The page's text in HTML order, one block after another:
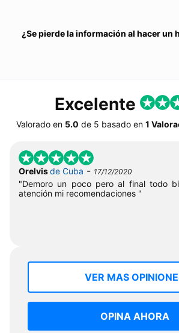
¿Se pierde la información al hacer un
Excelente
Valorado en 5.0 de 5 basado en 1
Orelvisde Cuba - 17/12/2020
"Demoro un poco pero al final todo
atención mi recomendaciones "
VER MAS
OPINA AHORA